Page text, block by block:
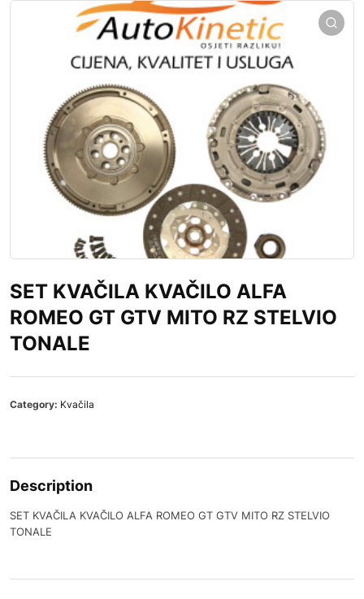
SET KVAČILA KVAČILO ALFA
ROMEO GT GTV MITO RZ STELVIO
TONALE
Category: Kvačila
Description
SET KVAČILA KVAČILO ALFA ROMEO GT GTV MITO RZ STELVIO
TONALE